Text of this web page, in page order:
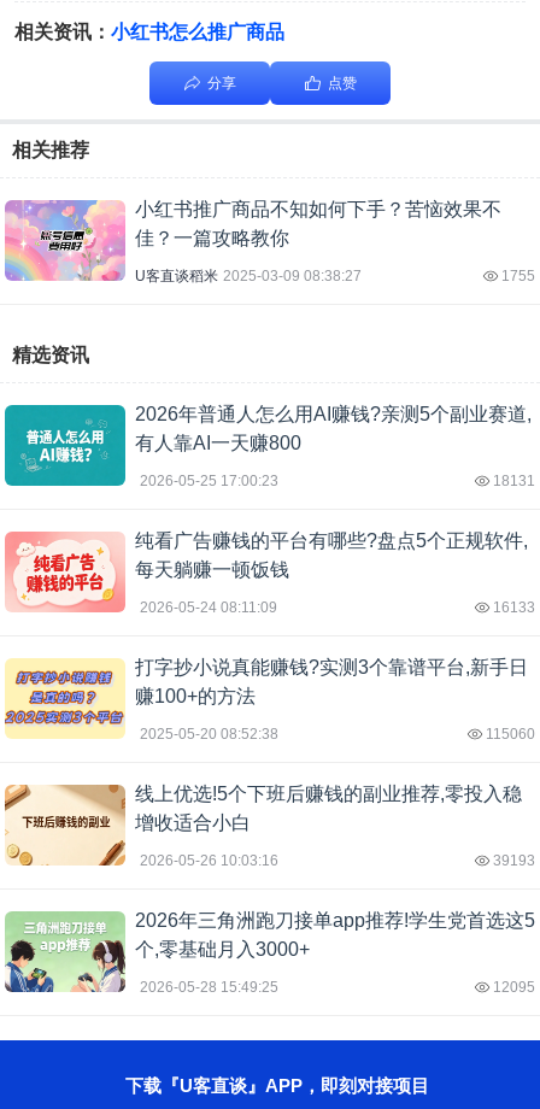
相关资讯： 小红书怎么推广商品
分享 点赞
相关推荐
小红书推广商品不知如何下手？苦恼效果不
佳？一篇攻略教你
U客直谈稻米 2025-03-09 08:38:27 1755
精选资讯
2026年普通人怎么用AI赚钱?亲测5个副业赛道,
有人靠AI一天赚800
2026-05-25 17:00:23 18131
纯看广告赚钱的平台有哪些?盘点5个正规软件,
每天躺赚一顿饭钱
2026-05-24 08:11:09 16133
打字抄小说真能赚钱?实测3个靠谱平台,新手日
赚100+的方法
2025-05-20 08:52:38 115060
线上优选!5个下班后赚钱的副业推荐,零投入稳
增收适合小白
2026-05-26 10:03:16 39193
2026年三角洲跑刀接单app推荐!学生党首选这5
个,零基础月入3000+
2026-05-28 15:49:25 12095
下载『U客直谈』APP，即刻对接项目